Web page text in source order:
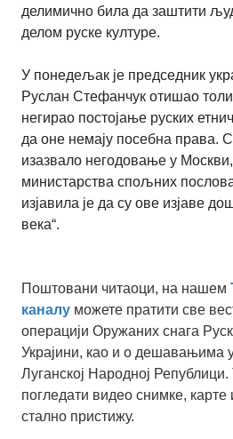
делимично била да заштити
делом руске културе.
У понедељак је председник
Руслан Стефанчук отишао
негирао постојање руских
да оне немају посебна права.
изазвало негодовање у
министарства спољних
изјавила је да су ове изјаве
века“.
Поштовани читаоци, на нашем
каналу можете пратити све
операцији Оружаних снага
Украјини, као и о дешавањима
Луганској Народној
погледати видео снимке, карте
стално пристижу.